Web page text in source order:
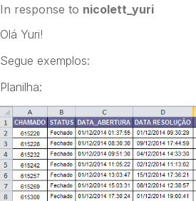
In response to nicolett_yuri
Olá Yuri!
Segue exemplos:
Planilha: